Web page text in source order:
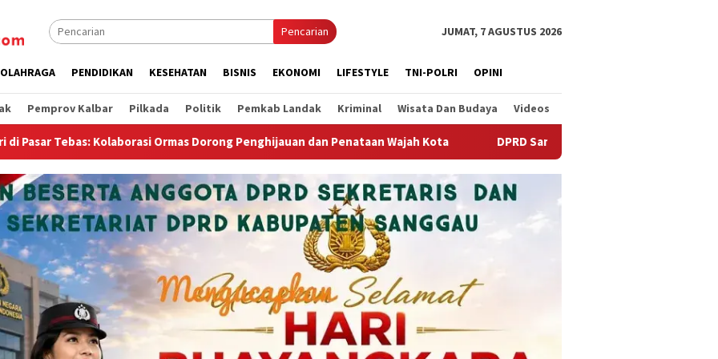
Pencarian JUMAT, 7 AGUSTUS 2026
OLAHRAGA PENDIDIKAN KESEHATAN BISNIS EKONOMI LIFESTYLE TNI-POLRI OPINI
Pemprov Kalbar Pilkada Politik Pemkab Landak Kriminal Wisata Dan Budaya Videos
Dorong Penghijauan dan Penataan Wajah Kota DPRD Sambas Apresiasi Sinergi Gerakan Indonesia Asri dan Langit Biru